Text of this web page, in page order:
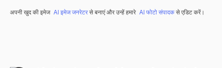
अपनी खुद की इमेज AI इमेज जनरेटरसे बनाएं और उन्हें हमारे AI फोटो संपादकसे एडिट करें।